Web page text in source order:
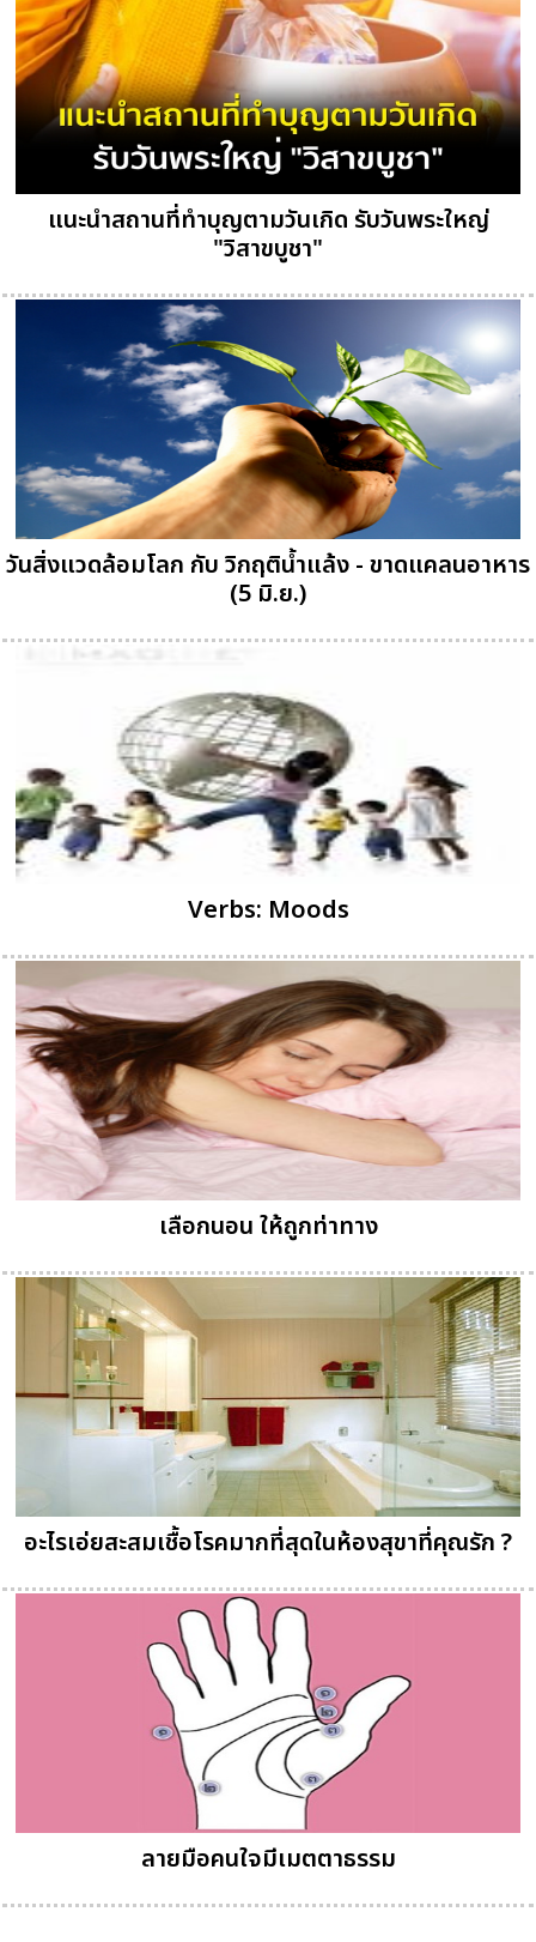
แนะนำสถานที่ทำบุญตามวันเกิด รับวันพระใหญ่
"วิสาขบูชา"
วันสิ่งแวดล้อมโลก กับ วิกฤติน้ำแล้ง - ขาดแคลนอาหาร
(5 มิ.ย.)
Verbs: Moods
เลือกนอน ให้ถูกท่าทาง
อะไรเอ่ยสะสมเชื้อโรคมากที่สุดในห้องสุขาที่คุณรัก ?
ลายมือคนใจมีเมตตาธรรม